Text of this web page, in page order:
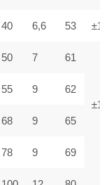
40 6,6 53 ±1,5
50 7 61
±1,8
55 9 62
68 9 65
78 9 69